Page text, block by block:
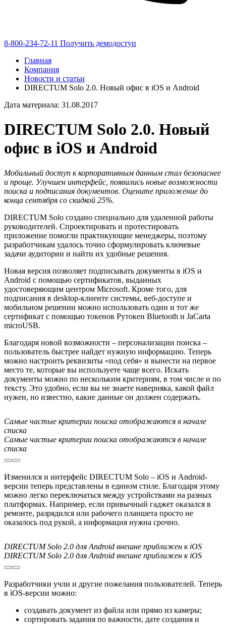
8-800-234-72-11 Получить демодоступ
Главная
Компания
Новости и статьи
DIRECTUM Solo 2.0. Новый офис в iOS и Android
Дата материала: 31.08.2017
DIRECTUM Solo 2.0. Новый
офис в iOS и Android
Мобильный доступ к корпоративным данным стал безопаснее
и проще. Улучшен интерфейс, появились новые возможности
поиска и подписания документов. Оцените приложение до
конца сентября со скидкой 25%.
DIRECTUM Solo создано специально для удаленной работы
руководителей. Спроектировать и протестировать
приложение помогли практикующие менеджеры, поэтому
разработчикам удалось точно сформулировать ключевые
задачи аудитории и найти их удобные решения.
Новая версия позволяет подписывать документы в iOS и
Android с помощью сертификатов, выданных
удостоверяющим центром Microsoft. Кроме того, для
подписания в desktop-клиенте системы, веб-доступе и
мобильном решении можно использовать один и тот же
сертификат с помощью токенов Рутокен Bluetooth и JaCarta
microUSB.
Благодаря новой возможности – персонализации поиска –
пользователь быстрее найдет нужную информацию. Теперь
можно настроить реквизиты «под себя» и вынести на первое
место те, которые вы используете чаще всего. Искать
документы можно по нескольким критериям, в том числе и по
тексту. Это удобно, если вы не знаете наверняка, какой файл
нужен, но известно, какие данные он должен содержать.
Самые частые критерии поиска отображаются в начале
списка
Самые частые критерии поиска отображаются в начале
списка
Изменился и интерфейс DIRECTUM Solo – iOS и Android-
версии теперь представлены в едином стиле. Благодаря этому
можно легко переключаться между устройствами на разных
платформах. Например, если привычный гаджет оказался в
ремонте, разрядился или рабочего планшета просто не
оказалось под рукой, а информация нужна срочно.
DIRECTUM Solo 2.0 для Android внешне приближен к iOS
DIRECTUM Solo 2.0 для Android внешне приближен к iOS
Разработчики учли и другие пожелания пользователей. Теперь
в iOS-версии можно:
создавать документ из файла или прямо из камеры;
сортировать задания по важности, дате создания и